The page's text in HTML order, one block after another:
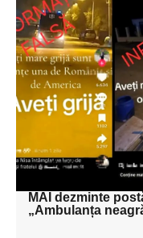
Adaugă
textul
textul
textul
MAI dezminte
„Ambulanța